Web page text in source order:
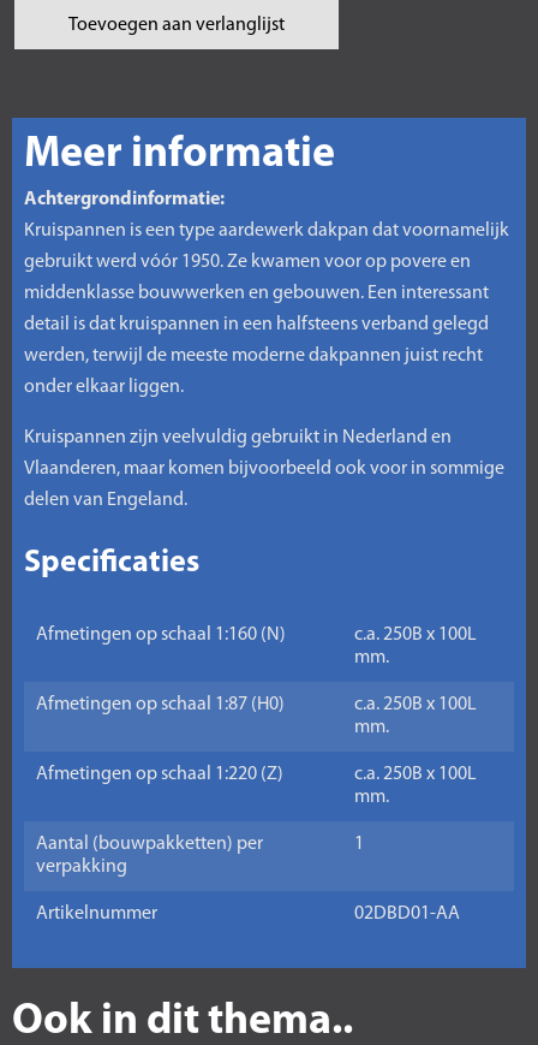
Toevoegen aan verlanglijst
Meer informatie
Achtergrondinformatie:
Kruispannen is een type aardewerk dakpan dat voornamelijk
gebruikt werd vóór 1950. Ze kwamen voor op povere en
middenklasse bouwwerken en gebouwen. Een interessant
detail is dat kruispannen in een halfsteens verband gelegd
werden, terwijl de meeste moderne dakpannen juist recht
onder elkaar liggen.
Kruispannen zijn veelvuldig gebruikt in Nederland en
Vlaanderen, maar komen bijvoorbeeld ook voor in sommige
delen van Engeland.
Specificaties
Afmetingen op schaal 1:160 (N)
c.a. 250B x 100L
mm.
Afmetingen op schaal 1:87 (H0)
c.a. 250B x 100L
mm.
Afmetingen op schaal 1:220 (Z)
c.a. 250B x 100L
mm.
Aantal (bouwpakketten) per
verpakking
1
Artikelnummer 02DBD01-AA
Ook in dit thema..